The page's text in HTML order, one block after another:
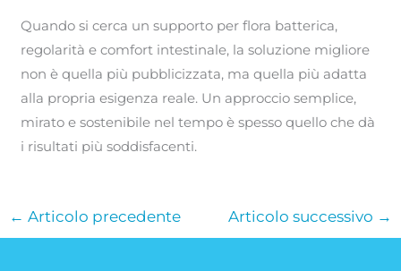
Quando si cerca un supporto per flora batterica,
regolarità e comfort intestinale, la soluzione migliore
non è quella più pubblicizzata, ma quella più adatta
alla propria esigenza reale. Un approccio semplice,
mirato e sostenibile nel tempo è spesso quello che dà
i risultati più soddisfacenti.
← Articolo precedente Articolo successivo →